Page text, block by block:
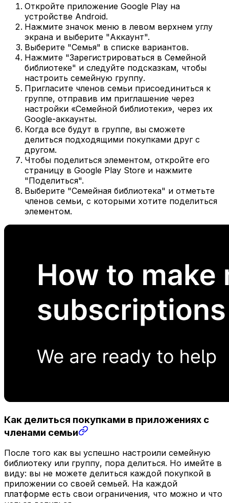
Откройте приложение Google Play на
устройстве Android.
Нажмите значок меню в левом верхнем углу
экрана и выберите "Аккаунт".
Выберите "Семья" в списке вариантов.
Нажмите "Зарегистрироваться в Семейной
библиотеке" и следуйте подсказкам, чтобы
настроить семейную группу.
Пригласите членов семьи присоединиться к
группе, отправив им приглашение через
настройки «Семейной библиотеки», через их
Google-аккаунты.
Когда все будут в группе, вы сможете
делиться подходящими покупками друг с
другом.
Чтобы поделиться элементом, откройте его
страницу в Google Play Store и нажмите
"Поделиться".
Выберите "Семейная библиотека" и отметьте
членов семьи, с которыми хотите поделиться
элементом.
Как делиться покупками в приложениях с
членами семьи
После того как вы успешно настроили семейную
библиотеку или группу, пора делиться. Но имейте в
виду: вы не можете делиться каждой покупкой в
приложении со своей семьей. На каждой
платформе есть свои ограничения, что можно и что